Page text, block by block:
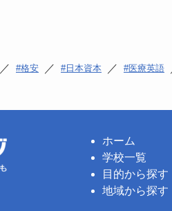
／ 格安 ／ 日本資本 ／ 医療英語
ホーム
学校一覧
目的から探す
地域から探す